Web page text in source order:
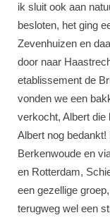
ik sluit ook aan
besloten, het ging
Zevenhuizen en
door naar
etablissement de
vonden we een
verkocht, Albert die
Albert nog
Berkenwoude en
en Rotterdam,
een gezellige
terugweg wel een